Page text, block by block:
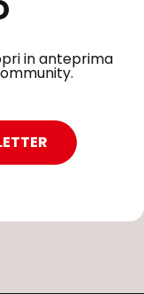
in anteprima